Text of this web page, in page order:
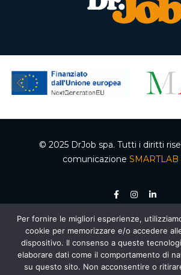
© 2025 DrJob spa. Tutti i diritti
comunicazione
P.IVA 04502150610 – Codice REA 332192 – Capitale sociale
Ente accreditato dalla Regione Campania per le attività
orientamento, decreto n. 2 del 05.012020, cod. organismo
lavoro autorizzata dal Ministero del Lavoro e delle
(Ricerca e selezione del personale) – AUT. MIN. PROT.
Nazionale di Ripresa e Resilienza (PNRR)
, Missione
Componente 1 “Politiche per il Lavoro”, Riforma 1.1
Per fornire le migliori esperienze,
cookie per memorizzare e/o accedere
dispositivo. Il consenso a queste
elaborare dati come il comportamento di
su questo sito. Non acconsentire o